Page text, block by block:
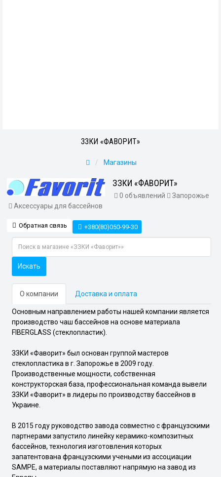
ЗЗКИ «ФАВОРИТ»
Магазины
ЗЗКИ «ФАВОРИТ»
0 объявлений
Запорожье
Аксессуары для бассейнов
Обратная связь +380(80)050-99-30
Искать
О компании Доставка и оплата
Основным направлением работы нашей компании является
производство чаш бассейнов на основе материала
FIBERGLASS (стеклопластик).
ЗЗКИ «Фаворит» был основан группой мастеров
стеклопластика в г. Запорожье в 2009 году.
Производственные мощности, собственная
конструкторская база, профессиональная команда вывели
ЗЗКИ «Фаворит» в лидеры по производству бассейнов в
Украине.
В 2015 году руководство завода совместно с французскими
партнерами запустило линейку керамико-композитных
бассейнов, технология изготовления которых
запатентована французскими учеными из ассоциации
SAMPE, а материалы поставляют напрямую на завод из